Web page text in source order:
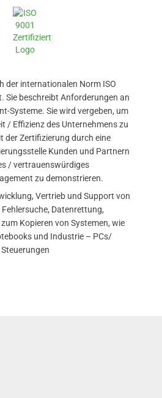
der internationalen Norm ISO
Sie beschreibt Anforderungen an
Systeme. Sie wird vergeben, um
/ Effizienz des Unternehmens zu
der Zertifizierung durch eine
Kunden und Partnern
/ vertrauenswürdiges
zu demonstrieren.
Vertrieb und Support von
Datenrettung,
Kopieren von Systemen, wie
und Industrie – PCs/
Steuerungen